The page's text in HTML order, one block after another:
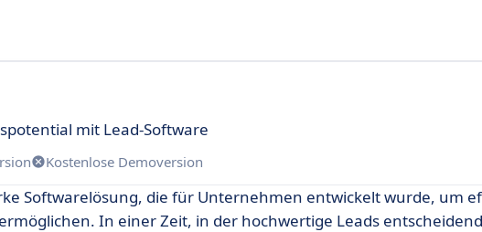
mit Lead-Software
Kostenlose Demoversion
Softwarelösung, die für Unternehmen entwickelt wurde, um
In einer Zeit, in der hochwertige Leads